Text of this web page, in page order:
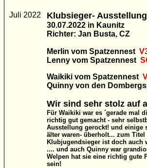
Juli 2022 Klubsieger-
30.07.2022 in Kaunitz
Richter: Jan Busta, CZ
Merlin vom Spatzennest
Lenny vom Spatzennest
Waikiki vom Spatzennest
Quinny von den
Wir sind sehr stolz auf
Für Waikiki war es ´gerade mal
richtig gut gemacht - sehr
Ausstellung gerockt! und einige
älter waren- überholt... zum
Klubjugendsieger ist doch auch
.... und auch Quinny war
Welpen hat sie eine richtig gute
sein!